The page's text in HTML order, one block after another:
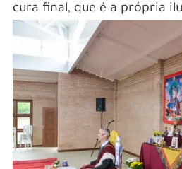
cura final, que é a própria